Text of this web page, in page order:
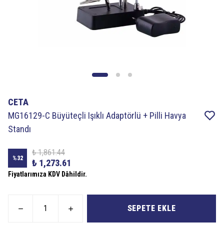
CETA
MG16129-C Büyüteçli Işıklı Adaptörlü + Pilli Havya
Standı
%32
₺ 1,861.44
₺ 1,273.61
Fiyatlarımıza KDV Dâhildir.
SEPETE EKLE